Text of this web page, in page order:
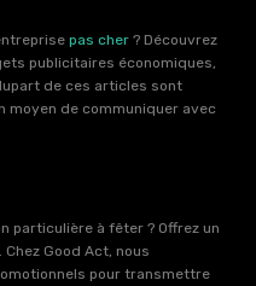
pas cher ? Découvrez
publicitaires économiques,
de ces articles sont
moyen de communiquer avec
particulière à fêter ? Offrez un
Good Act, nous
pour transmettre